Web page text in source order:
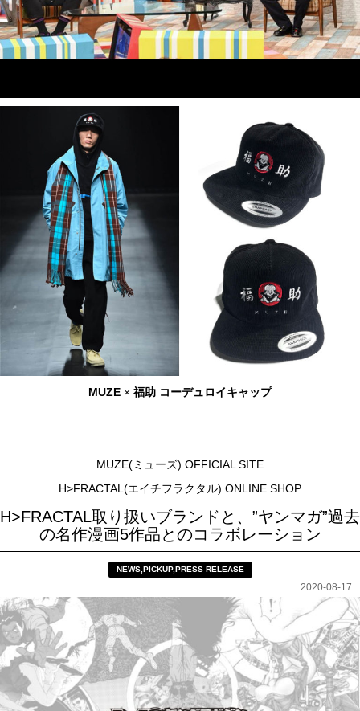
MUZE × 福助 コーデュロイキャップ
MUZE(ミューズ) OFFICIAL SITE
H>FRACTAL(エイチフラクタル) ONLINE SHOP
H>FRACTAL取り扱いブランドと、”ヤンマガ”過去
の名作漫画5作品とのコラボレーション
NEWS,PICKUP,PRESS RELEASE
2020-08-17